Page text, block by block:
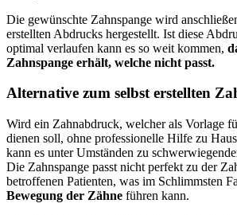
Die gewünschte Zahnspange wird
erstellten Abdrucks hergestellt. Ist diese
optimal verlaufen kann es so weit kommen,
Zahnspange erhält, welche nicht passt.
Alternative zum selbst erstellten
Wird ein Zahnabdruck, welcher als Vorlage
dienen soll, ohne professionelle Hilfe zu
kann es unter Umständen zu
Die Zahnspange passt nicht perfekt zu der
betroffenen Patienten, was im Schlimmsten
Bewegung der Zähne führen kann.